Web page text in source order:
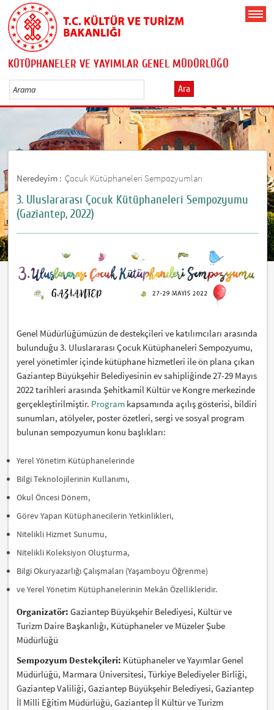
KÜTÜPHANELER VE YAYIMLAR GENEL MÜDÜRLÜĞÜ
Ara
Neredeyim : Çocuk Kütüphaneleri Sempozyumları
3. Uluslararası Çocuk Kütüphaneleri Sempozyumu
(Gaziantep, 2022)
Genel Müdürlüğümüzün de destekçileri ve katılımcıları arasında
bulunduğu 3. Uluslararası Çocuk Kütüphaneleri Sempozyumu,
yerel yönetimler içinde kütüphane hizmetleri ile ön plana çıkan
Gaziantep Büyükşehir Belediyesinin ev sahipliğinde 27-29 Mayıs
2022 tarihleri arasında Şehitkamil Kültür ve Kongre merkezinde
gerçekleştirilmiştir. Program kapsamında açılış gösterisi, bildiri
sunumları, atölyeler, poster özetleri, sergi ve sosyal program
bulunan sempozyumun konu başlıkları:
Yerel Yönetim Kütüphanelerinde
Bilgi Teknolojilerinin Kullanımı,
Okul Öncesi Dönem,
Görev Yapan Kütüphanecilerin Yetkinlikleri,
Nitelikli Hizmet Sunumu,
Nitelikli Koleksiyon Oluşturma,
Bilgi Okuryazarlığı Çalışmaları (Yaşamboyu Öğrenme)
ve Yerel Yönetim Kütüphanelerinin Mekân Özellikleridir.
Organizatör: Gaziantep Büyükşehir Belediyesi, Kültür ve
Turizm Daire Başkanlığı, Kütüphaneler ve Müzeler Şube
Müdürlüğü
Sempozyum Destekçileri: Kütüphaneler ve Yayımlar Genel
Müdürlüğü, Marmara Üniversitesi, Türkiye Belediyeler Birliği,
Gaziantep Valiliği, Gaziantep Büyükşehir Belediyesi, Gaziantep
İl Milli Eğitim Müdürlüğü, Gaziantep İl Kültür ve Turizm